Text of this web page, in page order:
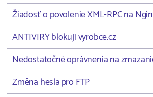
Žiadosť o povolenie XML-RPC na
ANTIVIRY blokuji vyrobce.cz
Nedostatočné oprávnenia na
Změna hesla pro FTP